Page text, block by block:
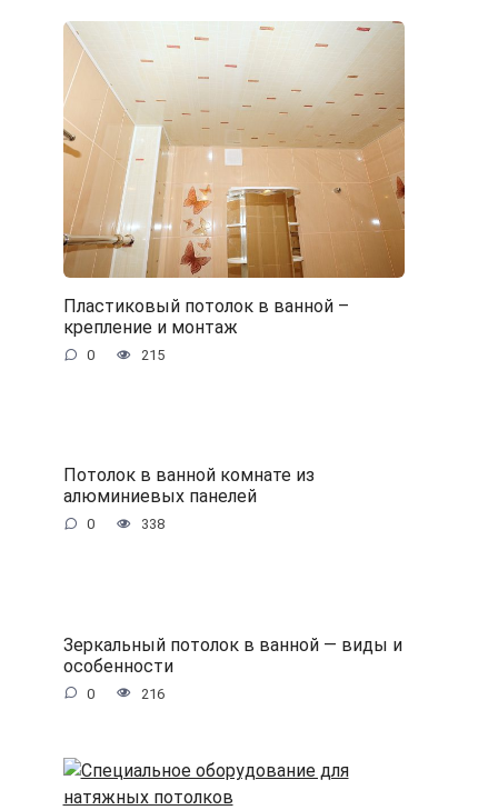
Пластиковый потолок в ванной –
крепление и монтаж
0 215
Потолок в ванной комнате из
алюминиевых панелей
0 338
Зеркальный потолок в ванной — виды и
особенности
0 216